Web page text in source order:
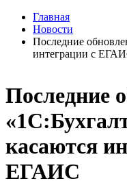
Главная
Новости
Последние
интеграции с
Последние
касаются
ЕГАИС